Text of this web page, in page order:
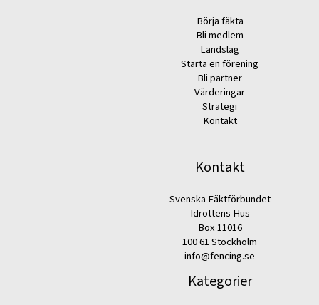
Börja fäkta
Bli medlem
Landslag
Starta en förening
Bli partner
Värderingar
Strategi
Kontakt
Kontakt
Svenska Fäktförbundet
Idrottens Hus
Box 11016
100 61 Stockholm
info@fencing.se
Kategorier